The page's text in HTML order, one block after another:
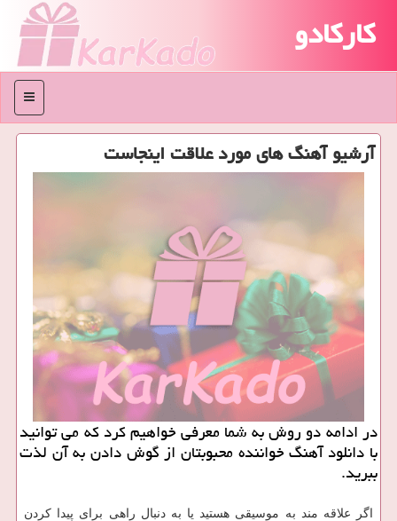
کارکادو
منو
آرشیو آهنگ های مورد علاقت اینجاست
در ادامه دو روش به شما معرفی خواهیم كرد كه می توانید
با دانلود آهنگ خواننده محبوبتان از گوش دادن به آن لذت
ببرید.
اگر علاقه مند به موسیقی هستید یا به دنبال راهی برای پیدا کردن